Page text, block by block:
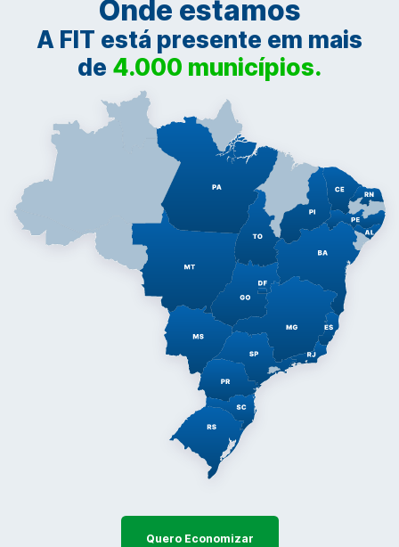
Onde estamos
A FIT está presente em mais
de 4.000 municípios.
Quero Economizar